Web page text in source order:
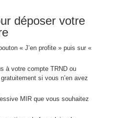
déposer votre
« J’en profite » puis sur «
à votre compte TRND ou
si vous n’en avez
MIR que vous souhaitez